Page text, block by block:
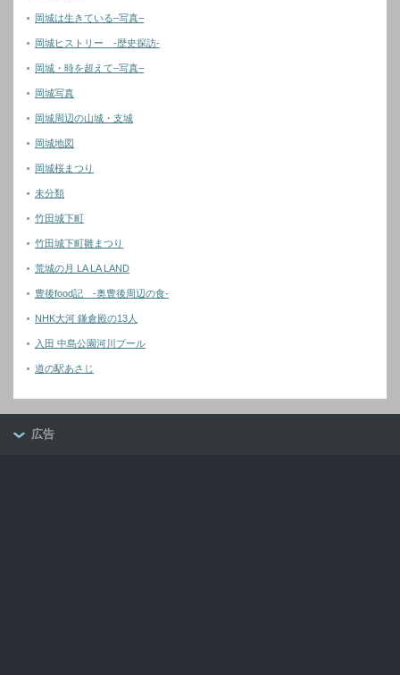
岡城は生きている–写真–
岡城ヒストリー -歴史探訪-
岡城・時を超えて–写真–
岡城写真
岡城周辺の山城・支城
岡城地図
岡城桜まつり
未分類
竹田城下町
竹田城下町雛まつり
荒城の月 LA LA LAND
豊後food記 -奥豊後周辺の食-
NHK大河 鎌倉殿の13人
入田 中島公園河川プール
道の駅あさじ
広告